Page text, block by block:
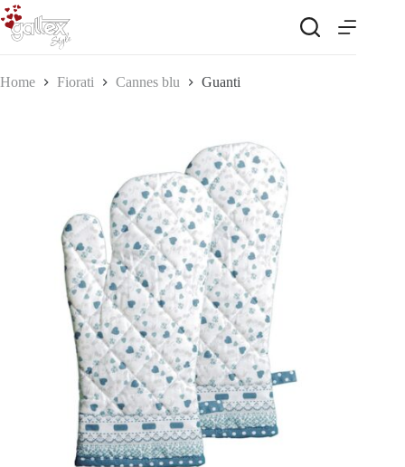
Salta
al
contenuto
Home Fiorati Cannes blu Guanti